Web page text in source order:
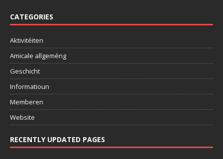
CATEGORIES
Aktivitéiten
Amicale allgeméng
Geschicht
Informatioun
Memberen
Website
RECENTLY UPDATED PAGES